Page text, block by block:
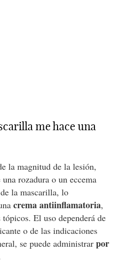
me hace una
la magnitud de la lesión,
rozadura o un eccema
la mascarilla, lo
crema antiinflamatoria,
El uso dependerá de
o de las indicaciones
se puede administrar por